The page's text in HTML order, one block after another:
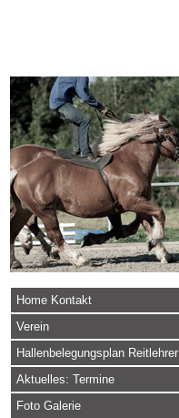
Home Kontakt
Verein
Hallenbelegungsplan Reitlehrer
Aktuelles: Termine
Foto Galerie